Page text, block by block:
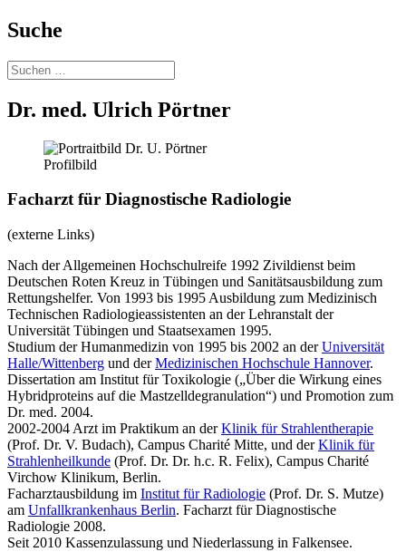
Suche
Suchen
nach:
Dr. med. Ulrich Pörtner
Profilbild
Facharzt für Diagnostische Radiologie
(externe Links)
Nach der Allgemeinen Hochschulreife 1992 Zivildienst beim
Deutschen Roten Kreuz in Tübingen und Sanitätsausbildung zum
Rettungshelfer. Von 1993 bis 1995 Ausbildung zum Medizinisch
Technischen Radiologieassistenten an der Lehranstalt der
Universität Tübingen und Staatsexamen 1995.
Studium der Humanmedizin von 1995 bis 2002 an derUniversität
Halle/Wittenberg und derMedizinischen Hochschule Hannover.
Dissertation am Institut für Toxikologie („Über die Wirkung eines
Hybridproteins auf die Mastzelldegranulation“) und Promotion zum
Dr. med. 2004.
2002-2004 Arzt im Praktikum an derKlinik für Strahlentherapie
(Prof. Dr. V. Budach), Campus Charité Mitte, und derKlinik für
Strahlenheilkunde (Prof. Dr. Dr. h.c. R. Felix), Campus Charité
Virchow Klinikum, Berlin.
Facharztausbildung im Institut für Radiologie (Prof. Dr. S. Mutze)
am Unfallkrankenhaus Berlin. Facharzt für Diagnostische
Radiologie 2008.
Seit 2010 Kassenzulassung und Niederlassung in Falkensee.